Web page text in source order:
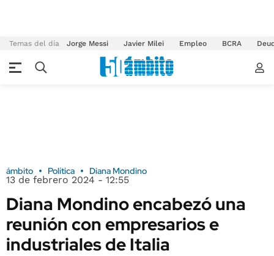
Temas del día Jorge Messi Javier Milei Empleo BCRA
ámbito Política Diana Mondino
13 de febrero 2024 - 12:55
Diana Mondino encabezó una
reunión con empresarios e
industriales de Italia